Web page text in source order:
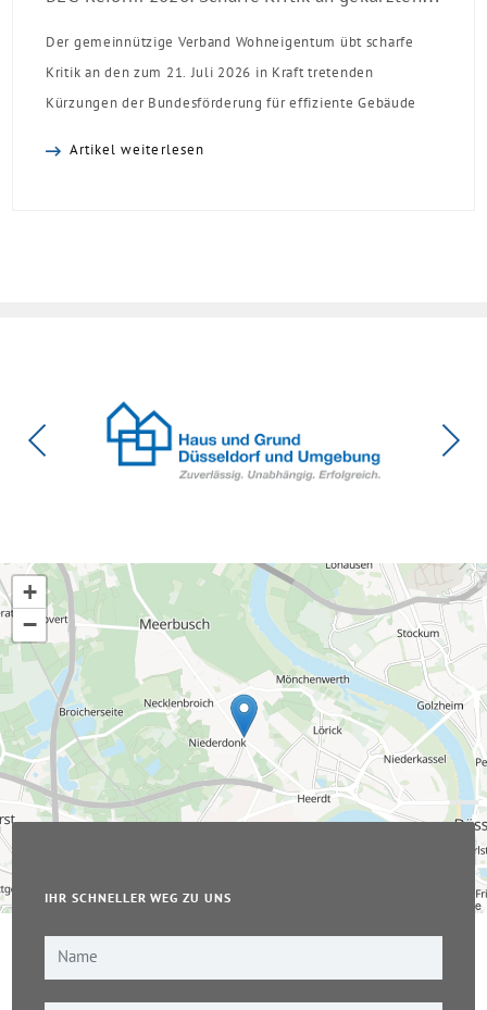
Der gemeinnützige Verband Wohneigentum übt scharfe
Kritik an den zum 21. Juli 2026 in Kraft tretenden
Kürzungen der Bundesförderung für effiziente Gebäude
Artikel weiterlesen
+
−
© OpenStreetMap-Mitwirkende
IHR SCHNELLER WEG ZU UNS